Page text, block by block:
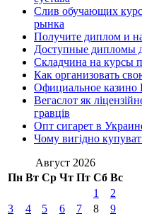
Слив обучающих
рынка
Получите диплом и
Доступные дипломы
Складчина на курсы
Как организовать
Официальное казино
Вегаслот як
гравців
Опт сигарет в
Чому вигідно
Август 2026
Пн Вт Ср Чт Пт Сб Вс
1
2
3
4 5 6 7 8
9